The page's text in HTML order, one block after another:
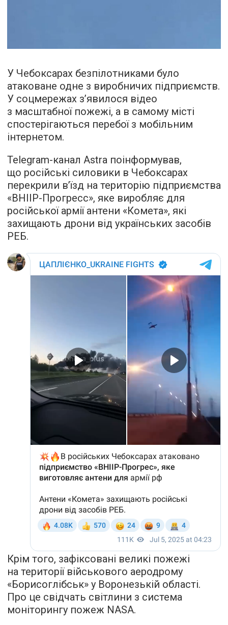
У Чебоксарах безпілотниками було
атаковане одне з виробничих підприємств.
У соцмережах з’явилося відео
з масштабної пожежі, а в самому місті
спостерігаються перебої з мобільним
інтернетом.
Telegram-канал Astra поінформував,
що російські силовики в Чебоксарах
перекрили в’їзд на територію підприємства
«ВНІІР-Прогресс», яке виробляє для
російської армії антени «Комета», які
захищають дрони від українських засобів
РЕБ.
Крім того, зафіксовані великі пожежі
на території військового аеродрому
«Борисоглібськ» у Воронезькій області.
Про це свідчать світлини з система
моніторингу пожеж NASA.